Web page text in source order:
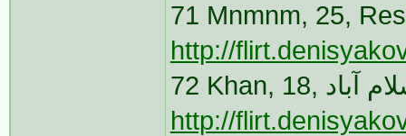
71 Mnmnm, 25,
http://
http://